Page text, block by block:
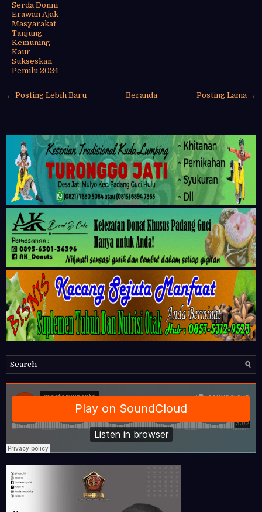
Serda Donni
Erawan Ajak
Masyarakat
Tanjung
Kemuning
Kaur
Sukseskan
Pemilu 2024
← Posting Lebih Baru Posting Lama →
Beranda